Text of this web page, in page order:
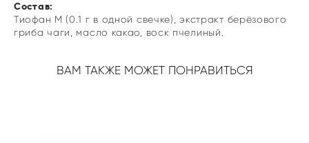
Состав:
Тиофан М (0.1 г в одной свечке), экстракт берёзового
гриба чаги, масло какао, воск пчелиный.
ВАМ ТАКЖЕ МОЖЕТ ПОНРАВИТЬСЯ